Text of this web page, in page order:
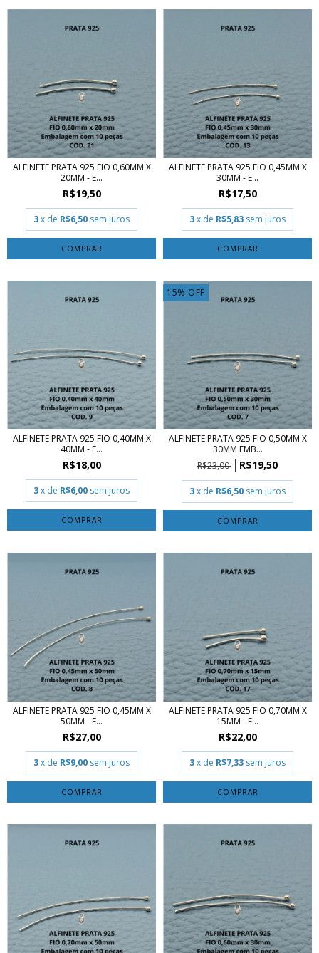
ALFINETE PRATA 925 FIO 0,60MM X
20MM - E...
R$19,50
3x de R$6,50 sem juros
ALFINETE PRATA 925 FIO 0,45MM X
30MM - E...
R$17,50
3x de R$5,83 sem juros
ALFINETE PRATA 925 FIO 0,40MM X
40MM - E...
R$18,00
3x de R$6,00 sem juros
15% OFF
ALFINETE PRATA 925 FIO 0,50MM X
30MM EMB...
R$23,00
R$19,50
3x de R$6,50 sem juros
ALFINETE PRATA 925 FIO 0,45MM X
50MM - E...
R$27,00
3x de R$9,00 sem juros
ALFINETE PRATA 925 FIO 0,70MM X
15MM - E...
R$22,00
3x de R$7,33 sem juros